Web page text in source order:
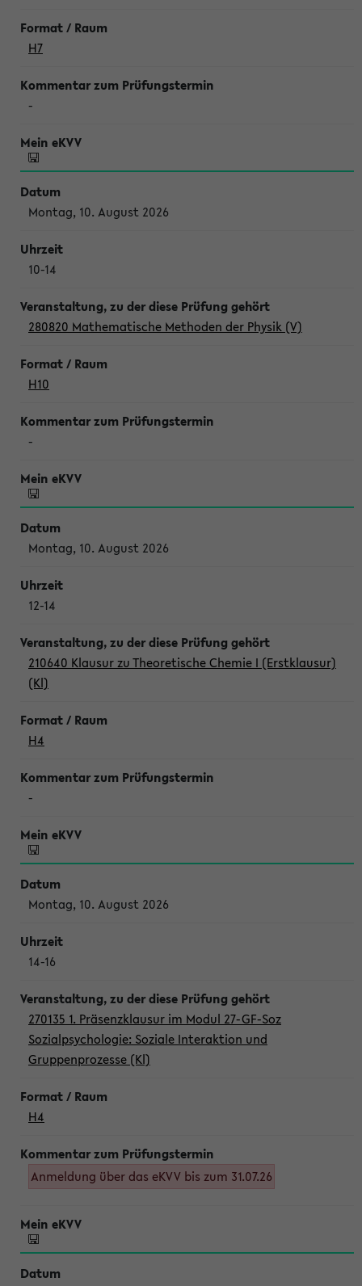
H7
-
Montag, 10. August 2026
10-14
280820 Mathematische Methoden der Physik (V)
H10
-
Montag, 10. August 2026
12-14
210640 Klausur zu Theoretische Chemie I (Erstklausur)
(Kl)
H4
-
Montag, 10. August 2026
14-16
270135 1. Präsenzklausur im Modul 27-GF-Soz
Sozialpsychologie: Soziale Interaktion und
Gruppenprozesse (Kl)
H4
Anmeldung über das eKVV bis zum 31.07.26